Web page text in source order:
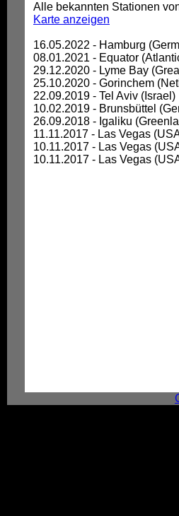
Alle bekannten Stationen
Karte anzeigen
16.05.2022 - Hamburg
08.01.2021 - Equator
29.12.2020 - Lyme Bay
25.10.2020 - Gorinchem
22.09.2019 - Tel Aviv (Israel)
10.02.2019 - Brunsbüttel
26.09.2018 - Igaliku
11.11.2017 - Las Vegas
10.11.2017 - Las Vegas
10.11.2017 - Las Vegas